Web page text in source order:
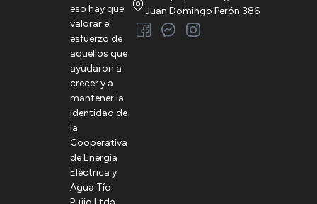
eso hay que
valorar el
esfuerzo de
aquellos que
ayudaron a
crecer y a
mantener la
identidad de
la
Cooperativa
de Energía
Eléctrica y
Agua Tío
Juan Domingo Perón 386